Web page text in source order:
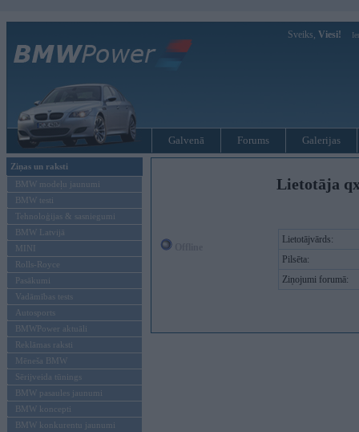
Sveiks, Viesi!
Galvenā Forums Galerijas
Ziņas un raksti
BMW modeļu jaunumi
BMW testi
Tehnoloģijas & sasniegumi
BMW Latvijā
MINI
Rolls-Royce
Pasākumi
Vadāmības tests
Autosports
BMWPower aktuāli
Reklāmas raksti
Mēneša BMW
Sērijveida tūnings
BMW pasaules jaunumi
BMW koncepti
BMW konkurentu jaunumi
Lietotāja
Lietotājvārds:
Pilsēta:
Ziņojumi forumā: